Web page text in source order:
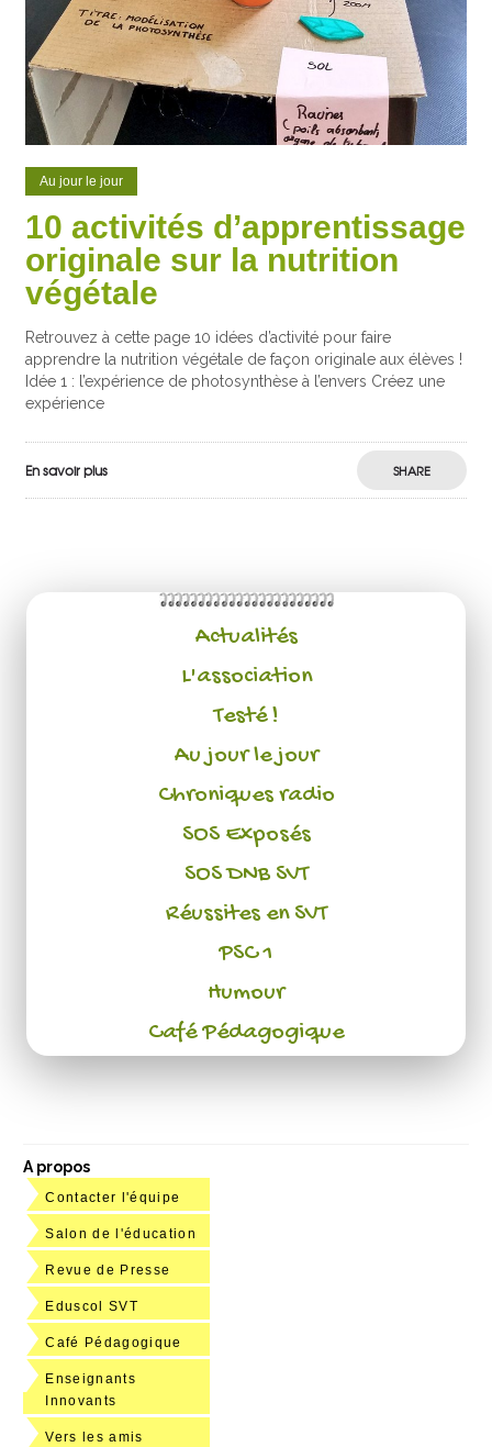
Au jour le jour
10 activités d’apprentissage
originale sur la nutrition
végétale
Retrouvez à cette page 10 idées d’activité pour faire
apprendre la nutrition végétale de façon originale aux élèves !
Idée 1 : l’expérience de photosynthèse à l’envers Créez une
expérience
En savoir plus SHARE
Actualités
L'association
Testé !
Au jour le jour
Chroniques radio
SOS Exposés
SOS DNB SVT
Réussites en SVT
PSC 1
Humour
Café Pédagogique
A propos
Contacter l'équipe
Salon de l'éducation
Revue de Presse
Eduscol SVT
Café Pédagogique
Enseignants
Innovants
Vers les amis